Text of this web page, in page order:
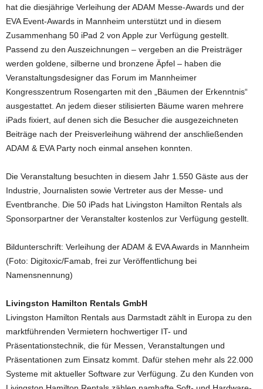
hat die diesjährige Verleihung der ADAM Messe-Awards und der
EVA Event-Awards in Mannheim unterstützt und in diesem
Zusammenhang 50 iPad 2 von Apple zur Verfügung gestellt.
Passend zu den Auszeichnungen – vergeben an die Preisträger
werden goldene, silberne und bronzene Äpfel – haben die
Veranstaltungsdesigner das Forum im Mannheimer
Kongresszentrum Rosengarten mit den „Bäumen der Erkenntnis“
ausgestattet. An jedem dieser stilisierten Bäume waren mehrere
iPads fixiert, auf denen sich die Besucher die ausgezeichneten
Beiträge nach der Preisverleihung während der anschließenden
ADAM & EVA Party noch einmal ansehen konnten.
Die Veranstaltung besuchten in diesem Jahr 1.550 Gäste aus der
Industrie, Journalisten sowie Vertreter aus der Messe- und
Eventbranche. Die 50 iPads hat Livingston Hamilton Rentals als
Sponsorpartner der Veranstalter kostenlos zur Verfügung gestellt.
Bildunterschrift: Verleihung der ADAM & EVA Awards in Mannheim
(Foto: Digitoxic/Famab, frei zur Veröffentlichung bei
Namensnennung)
Livingston Hamilton Rentals GmbH
Livingston Hamilton Rentals aus Darmstadt zählt in Europa zu den
marktführenden Vermietern hochwertiger IT- und
Präsentationstechnik, die für Messen, Veranstaltungen und
Präsentationen zum Einsatz kommt. Dafür stehen mehr als 22.000
Systeme mit aktueller Software zur Verfügung. Zu den Kunden von